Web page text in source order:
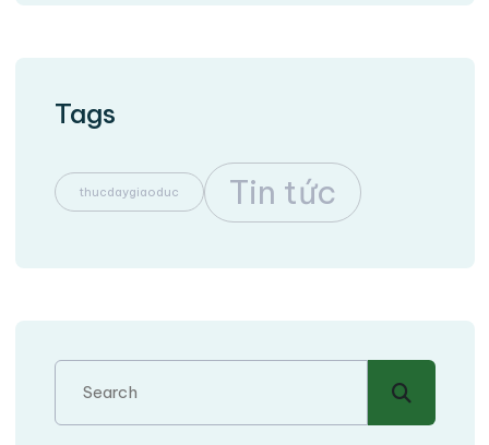
Tags
thucdaygiaoduc Tin tức